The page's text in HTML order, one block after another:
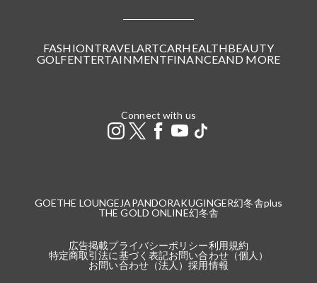
FASHIONTRAVELARTCARHEALTHBEAUTY
GOLFENTERTAINMENTFINANCEAND MORE
Connect with us
GOETHE LOUNGE JAPANDORAKUGINGER幻冬舎plus
THE GOLD ONLINE幻冬舎
広告掲載プライバシーポリシー利用規約
特定商取引法に基づく表記お問い合わせ（個人）
お問い合わせ（法人）採用情報